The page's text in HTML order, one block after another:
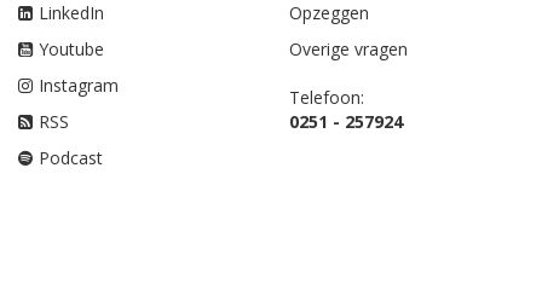
LinkedIn
Youtube
Instagram
RSS
Podcast
Opzeggen
Overige vragen
Telefoon:
0251 - 257924